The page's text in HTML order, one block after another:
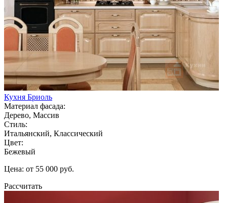
Кухня Бриоль
Материал фасада:
Дерево, Массив
Стиль:
Итальянский, Классический
Цвет:
Бежевый
Цена: от 55 000 руб.
Рассчитать